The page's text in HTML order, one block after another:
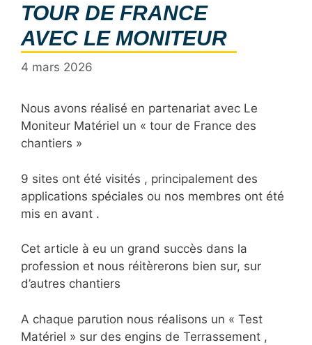
TOUR DE FRANCE
AVEC LE MONITEUR
4 mars 2026
Nous avons réalisé en partenariat avec Le
Moniteur Matériel un « tour de France des
chantiers »
9 sites ont été visités , principalement des
applications spéciales ou nos membres ont été
mis en avant .
Cet article à eu un grand succès dans la
profession et nous réitèrerons bien sur, sur
d’autres chantiers
A chaque parution nous réalisons un « Test
Matériel » sur des engins de Terrassement ,